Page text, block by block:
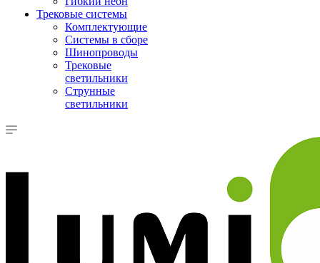
Трековые системы
Комплектующие
Системы в сборе
Шинопроводы
Трековые
светильники
Струнные
светильники